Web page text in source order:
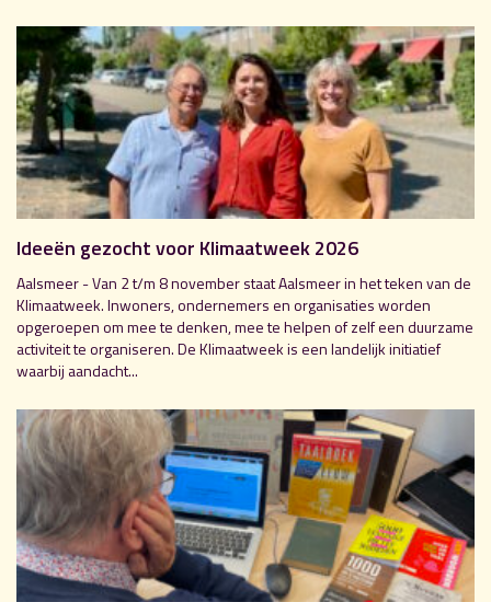
Ideeën gezocht voor Klimaatweek 2026
Aalsmeer - Van 2 t/m 8 november staat Aalsmeer in het teken van de
Klimaatweek. Inwoners, ondernemers en organisaties worden
opgeroepen om mee te denken, mee te helpen of zelf een duurzame
activiteit te organiseren. De Klimaatweek is een landelijk initiatief
waarbij aandacht...